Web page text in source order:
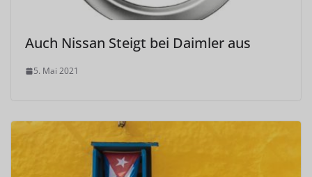
Auch Nissan Steigt bei Daimler aus
5. Mai 2021